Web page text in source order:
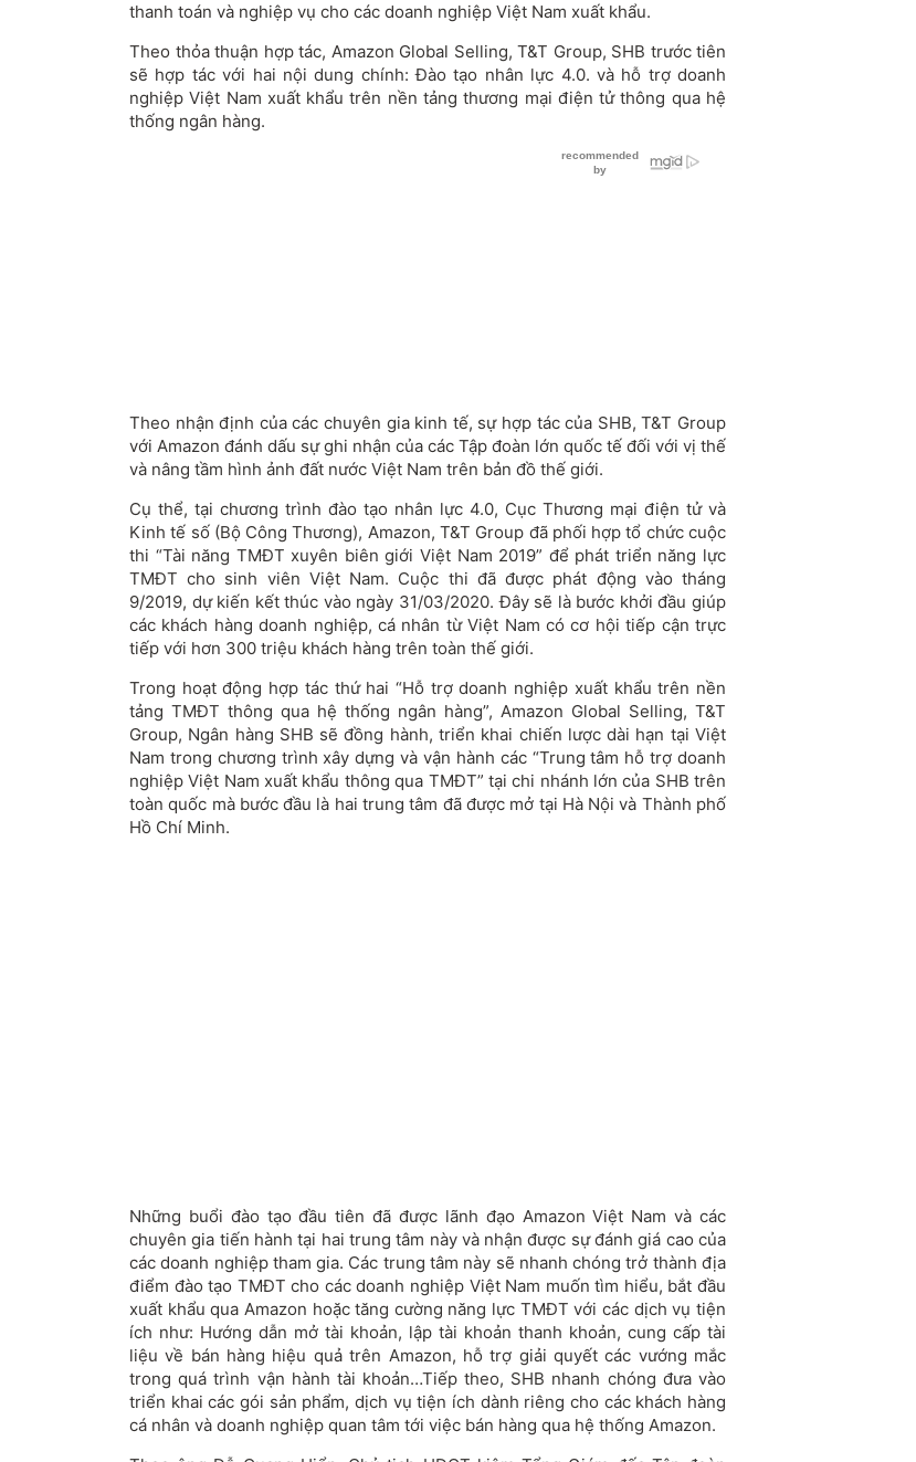
thanh toán và nghiệp vụ cho các doanh nghiệp Việt Nam xuất khẩu.
Theo thỏa thuận hợp tác, Amazon Global Selling, T&T Group, SHB trước tiên
sẽ hợp tác với hai nội dung chính: Đào tạo nhân lực 4.0. và hỗ trợ doanh
nghiệp Việt Nam xuất khẩu trên nền tảng thương mại điện tử thông qua hệ
thống ngân hàng.
Theo nhận định của các chuyên gia kinh tế, sự hợp tác của SHB, T&T Group
với Amazon đánh dấu sự ghi nhận của các Tập đoàn lớn quốc tế đối với vị thế
và nâng tầm hình ảnh đất nước Việt Nam trên bản đồ thế giới.
Cụ thể, tại chương trình đào tạo nhân lực 4.0, Cục Thương mại điện tử và
Kinh tế số (Bộ Công Thương), Amazon, T&T Group đã phối hợp tổ chức cuộc
thi “Tài năng TMĐT xuyên biên giới Việt Nam 2019” để phát triển năng lực
TMĐT cho sinh viên Việt Nam. Cuộc thi đã được phát động vào tháng
9/2019, dự kiến kết thúc vào ngày 31/03/2020. Đây sẽ là bước khởi đầu giúp
các khách hàng doanh nghiệp, cá nhân từ Việt Nam có cơ hội tiếp cận trực
tiếp với hơn 300 triệu khách hàng trên toàn thế giới.
Trong hoạt động hợp tác thứ hai “Hỗ trợ doanh nghiệp xuất khẩu trên nền
tảng TMĐT thông qua hệ thống ngân hàng”, Amazon Global Selling, T&T
Group, Ngân hàng SHB sẽ đồng hành, triển khai chiến lược dài hạn tại Việt
Nam trong chương trình xây dựng và vận hành các “Trung tâm hỗ trợ doanh
nghiệp Việt Nam xuất khẩu thông qua TMĐT” tại chi nhánh lớn của SHB trên
toàn quốc mà bước đầu là hai trung tâm đã được mở tại Hà Nội và Thành phố
Hồ Chí Minh.
Những buổi đào tạo đầu tiên đã được lãnh đạo Amazon Việt Nam và các
chuyên gia tiến hành tại hai trung tâm này và nhận được sự đánh giá cao của
các doanh nghiệp tham gia. Các trung tâm này sẽ nhanh chóng trở thành địa
điểm đào tạo TMĐT cho các doanh nghiệp Việt Nam muốn tìm hiểu, bắt đầu
xuất khẩu qua Amazon hoặc tăng cường năng lực TMĐT với các dịch vụ tiện
ích như: Hướng dẫn mở tài khoản, lập tài khoản thanh khoản, cung cấp tài
liệu về bán hàng hiệu quả trên Amazon, hỗ trợ giải quyết các vướng mắc
trong quá trình vận hành tài khoản…Tiếp theo, SHB nhanh chóng đưa vào
triển khai các gói sản phẩm, dịch vụ tiện ích dành riêng cho các khách hàng
cá nhân và doanh nghiệp quan tâm tới việc bán hàng qua hệ thống Amazon.